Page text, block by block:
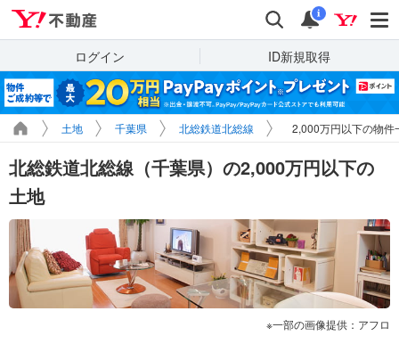
検索 通知
i
ログイン ID新規取得
土地 千葉県 北総鉄道北総線 2,000万円以下の物件
北総鉄道北総線（千葉県）の2,000万円以下の
土地
一部の画像提供：アフロ